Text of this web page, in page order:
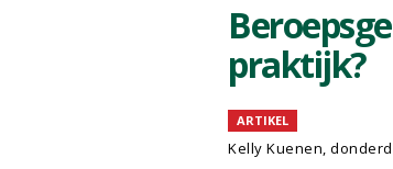
praktijk?
ARTIKEL
Kelly Kuenen,